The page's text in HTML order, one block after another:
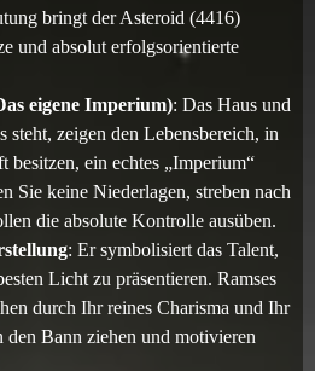
bringt der Asteroid (4416)
und absolut erfolgsorientierte
eigene Imperium): Das Haus und
steht, zeigen den Lebensbereich, in
besitzen, ein echtes „Imperium“
Sie keine Niederlagen, streben nach
die absolute Kontrolle ausüben.
: Er symbolisiert das Talent,
Licht zu präsentieren. Ramses
durch Ihr reines Charisma und Ihr
Bann ziehen und motivieren